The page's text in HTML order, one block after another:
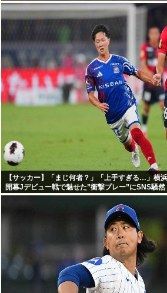
【サッカー】「まじ何者？」「上手すぎる…」横
開幕Jデビュー戦で魅せた”衝撃プレー”にSNS騒然